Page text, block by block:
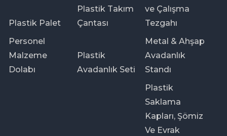
Plastik Palet
Plastik Takım
Çantası
ve Çalışma
Tezgahı
Personel
Malzeme
Dolabı
Plastik
Avadanlık Seti
Metal & Ahşap
Avadanlık
Standı
Plastik
Saklama
Kapları, Şömiz
Ve Evrak